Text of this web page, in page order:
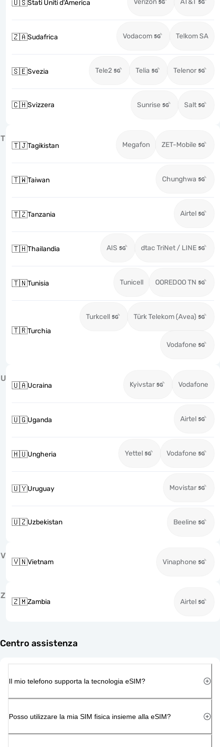
🇺🇸Stati Uniti d'America Verizon AT&T
🇿🇦Sudafrica Vodacom Telkom SA
🇸🇪Svezia Tele2 Telia Telenor
🇨🇭Svizzera Sunrise Salt
T
🇹🇯Tagikistan Megafon ZET-Mobile
🇹🇼Taiwan Chunghwa
🇹🇿Tanzania Airtel
🇹🇭Thailandia AIS dtac TriNet / LINE
🇹🇳Tunisia Tunicell OOREDOO TN
🇹🇷Turchia
Turkcell Türk Telekom (Avea)
Vodafone
U
🇺🇦Ucraina Kyivstar Vodafone
🇺🇬Uganda Airtel
🇭🇺Ungheria Yettel Vodafone
🇺🇾Uruguay Movistar
🇺🇿Uzbekistan Beeline
V
🇻🇳Vietnam Vinaphone
Z
🇿🇲Zambia Airtel
Centro assistenza
Il mio telefono supporta la tecnologia eSIM?
Posso utilizzare la mia SIM fisica insieme alla eSIM?